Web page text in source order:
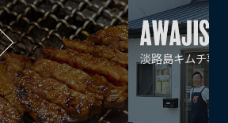
淡路島キムチ事